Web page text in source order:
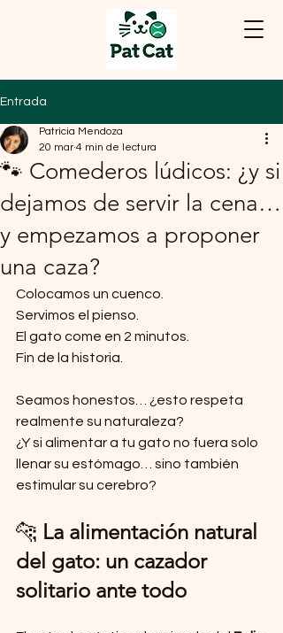
Entrada
🐾 Comederos lúdicos: ¿y si
dejamos de servir la cena…
y empezamos a proponer
una caza?
Patricia Mendoza
20 mar 4 min de lectura
Colocamos un cuenco.
Servimos el pienso.
El gato come en 2 minutos.
Fin de la historia.
Seamos honestos… ¿esto respeta
realmente su naturaleza?
¿Y si alimentar a tu gato no fuera solo
llenar su estómago… sino también
estimular su cerebro?
🐆 La alimentación natural
del gato: un cazador
solitario ante todo